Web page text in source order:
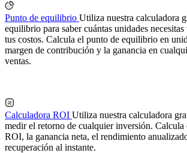
Punto de equilibrio Utiliza nuestra calculadora
equilibrio para saber cuántas unidades
tus costos. Calcula el punto de equilibrio en
margen de contribución y la ganancia en
ventas.
Calculadora ROI Utiliza nuestra calculadora
medir el retorno de cualquier inversión. Calcula
ROI, la ganancia neta, el rendimiento
recuperación al instante.